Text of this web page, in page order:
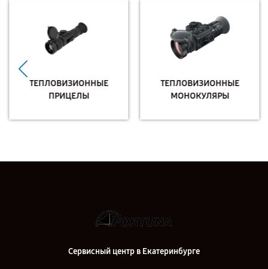
ТЕПЛОВИЗИОННЫЕ
ПРИЦЕЛЫ
ТЕПЛОВИЗИОННЫЕ
МОНОКУЛЯРЫ
Сервисный центр в Екатеринбурге